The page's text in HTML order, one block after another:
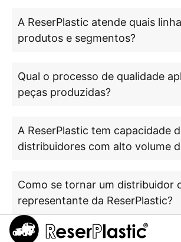
A ReserPlastic atende quais
produtos e segmentos?
Qual o processo de qualidade
peças produzidas?
A ReserPlastic tem capacidade
distribuidores com alto volume
Como se tornar um distribuidor
representante da ReserPlastic?